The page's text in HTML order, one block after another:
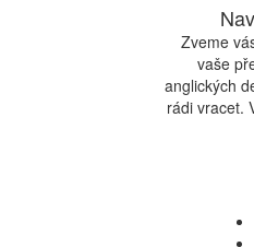
Zveme
vaše
anglických
rádi vracet.